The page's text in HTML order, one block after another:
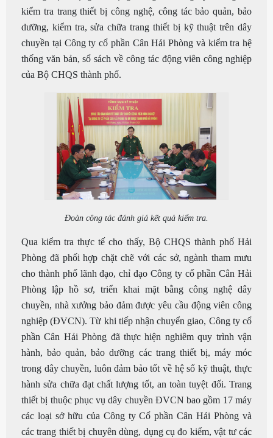
kiểm tra trang thiết bị công nghệ, công tác bảo quản, bảo
dưỡng, kiểm tra, sửa chữa trang thiết bị kỹ thuật trên dây
chuyền tại Công ty cổ phần Cân Hải Phòng và kiểm tra hệ
thống văn bản, sổ sách về công tác động viên công nghiệp
của Bộ CHQS thành phố.
Đoàn công tác đánh giá kết quả kiểm tra.
Qua kiểm tra thực tế cho thấy, Bộ CHQS thành phố Hải
Phòng đã phối hợp chặt chẽ với các sở, ngành tham mưu
cho thành phố lãnh đạo, chỉ đạo Công ty cổ phần Cân Hải
Phòng lập hồ sơ, triển khai mặt bằng công nghệ dây
chuyền, nhà xưởng bảo đảm được yêu cầu động viên công
nghiệp (ĐVCN). Từ khi tiếp nhận chuyển giao, Công ty cổ
phần Cân Hải Phòng đã thực hiện nghiêm quy trình vận
hành, bảo quản, bảo dưỡng các trang thiết bị, máy móc
trong dây chuyền, luôn đảm bảo tốt về hệ số kỹ thuật, thực
hành sửa chữa đạt chất lượng tốt, an toàn tuyệt đối. Trang
thiết bị thuộc phục vụ dây chuyền ĐVCN bao gồm 17 máy
các loại sở hữu của Công ty Cổ phần Cân Hải Phòng và
các trang thiết bị chuyên dùng, dụng cụ đo kiểm, vật tư các